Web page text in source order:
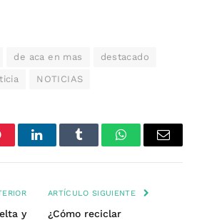
de aca en mas destacado
NOTICIAS
LinkedInTumblr WhatsAppEmail
y
ARTÍCULO SIGUIENTE
¿Cómo reciclar